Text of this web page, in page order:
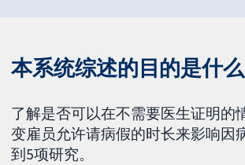
本系统综述的目的是什么
了解是否可以在不需要医生证明的
变雇员允许请病假的时长来影响因
到5项研究。